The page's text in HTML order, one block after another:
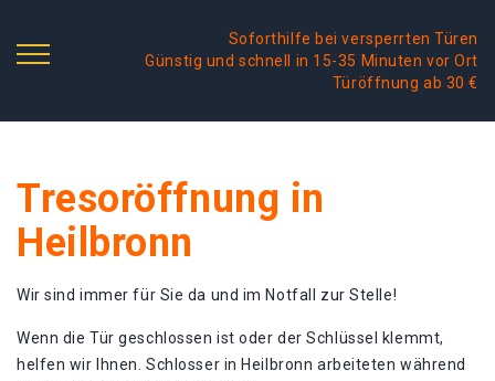
Soforthilfe bei versperrten Türen
Günstig und schnell in 15-35 Minuten vor Ort
Türöffnung ab 30 €
Tresoröffnung in
Heilbronn
Wir sind immer für Sie da und im Notfall zur Stelle!
Wenn die Tür geschlossen ist oder der Schlüssel klemmt,
helfen wir Ihnen. Schlosser in Heilbronn arbeiteten während